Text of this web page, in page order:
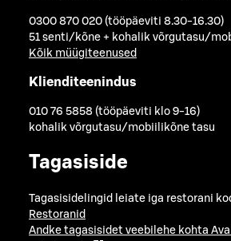
0300 870 020 (tööpäeviti 8.30-16.30)
51 senti/kõne + kohalik võrgutasu/
Kõik müügiteenused
Klienditeenindus
010 76 5858 (tööpäeviti klo 9-16)
kohalik võrgutasu/mobiilikõne tasu
Tagasiside
Tagasisidelingid leiate iga restorani
Restoranid
Andke tagasisidet veebilehe kohta